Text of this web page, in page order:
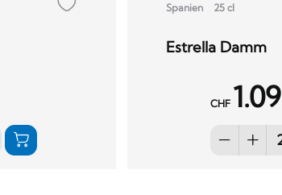
Spanien 25 cl
Estrella Damm
CHF 1.09